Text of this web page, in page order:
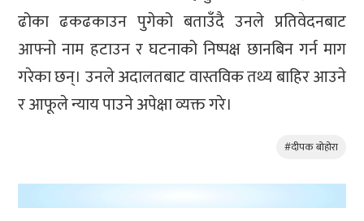
ढोका ढकढकाउन पुगेको बताउँदै उनले प्रतिवेदनबाट
आफ्नो नाम हटाउन र घटनाको निष्पक्ष छानबिन गर्न माग
गरेका छन्। उनले अदालतबाट वास्तविक तथ्य बाहिर आउने
र आफूले न्याय पाउने अपेक्षा व्यक्त गरे।
#दीपक बोहोरा